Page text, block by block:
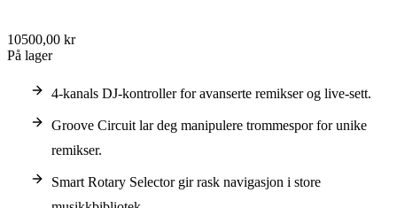
10500,00 kr
På lager
4-kanals DJ-kontroller for avanserte remikser og live-sett.
Groove Circuit lar deg manipulere trommespor for unike
remikser.
Smart Rotary Selector gir rask navigasjon i store